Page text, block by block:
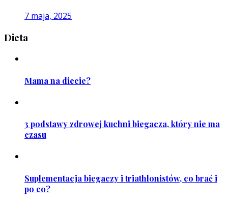
7 maja, 2025
Dieta
Mama na diecie?
3 podstawy zdrowej kuchni biegacza, który nie ma
czasu
Suplementacja biegaczy i triathlonistów, co brać i
po co?